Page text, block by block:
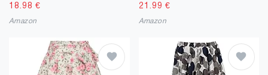
18.98 €
Amazon
21.99 €
Amazon